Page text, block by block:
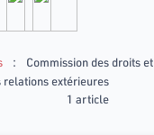
:
Commission des droits et
relations extérieures
1 article